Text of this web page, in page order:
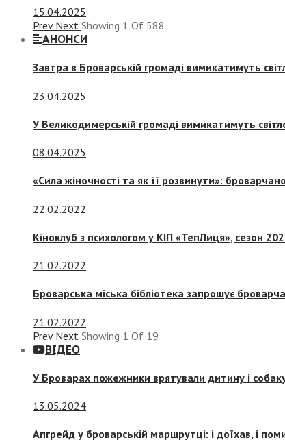
15.04.2025
Prev Next Showing 1 Of 588
АНОНСИ
Завтра в Броварській громаді вимикатимуть
23.04.2025
У Великодимерській громаді вимикатимуть
08.04.2025
«Сила жіночності та як її розвинути»:
22.02.2022
Кіноклуб з психологом у КІП «ТепЛиця», сезон
21.02.2022
Броварська міська бібліотека запрошує
21.02.2022
Prev Next Showing 1 Of 19
ВІДЕО
У Броварах пожежники врятували дитину і
13.05.2024
Апгрейд у броварській маршрутці: і доїхав, і